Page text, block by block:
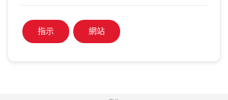
指示 網站